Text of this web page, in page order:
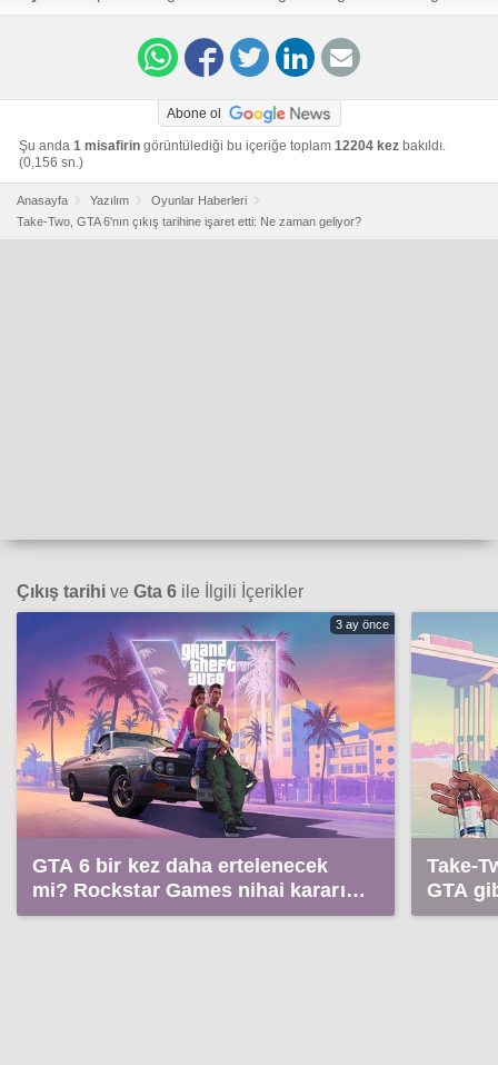
as-soon-as-next-year
Abone ol
Şu anda 1 misafirin görüntülediği bu içeriğe toplam 12204 kez bakıldı.
(0,156 sn.)
Anasayfa Yazılım
Oyunlar Haberleri
Take-Two, GTA 6'nın çıkış tarihine işaret etti: Ne zaman geliyor?
Çıkış tarihi ve Gta 6 ile İlgili İçerikler
3 ay önce
GTA 6 bir kez daha ertelenecek
mi? Rockstar Games nihai kararını
açıkladı
Take-
GTA